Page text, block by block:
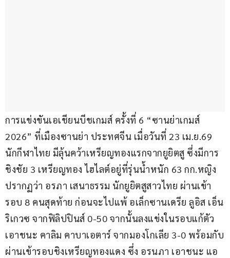
การแข่งขันเอเชียนบีชเกมส์ ครั้งที่ 6 “ซานย่าเกมส์
2026” ที่เมืองซานย่า ประทศจีน เมื่อวันที่ 23 เม.ย.69
นักกีฬาไทย มีลุ้นคว้าเหรียญทองแรกจากยูยิตสู ซึ่งมีการ
ชิงชัย 3 เหรียญทอง ไฮไลต์อยู่ที่รุ่นน้ำหนัก 63 กก.หญิง
ปรากฏว่า อรภา เสนาธรรม นักยูยิตสูสาวไทย ผ่านเข้า
รอบ 8 คนสุดท้าย ก่อนจะไปแพ้ อเล็กซานเดรีย ลูอิส เอ็น
ริเกวซ จากฟิลิปปินส์ 0-50 จากนั้นลงแข่งในรอบแก้ตัว
เอาชนะ คาลิม คาบาเอตาร์ จากมองโกเลีย 3-0 พร้อมกับ
ผ่านเข้ารอบชิงเหรียญทองแดง ซึ่ง อรนภา เอาชนะ แอ